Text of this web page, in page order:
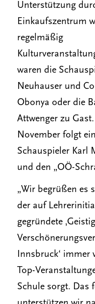
Unterstützung
Einkaufszentrum
regelmäßig
waren die
Neuhauser und
Obonya oder die
Attwenger zu
November folgt
Schauspieler Karl
und den „OÖ-
„Wir begrüßen es
der auf
gegründete
Innsbruck‘ immer
Top-
Schule sorgt. Das